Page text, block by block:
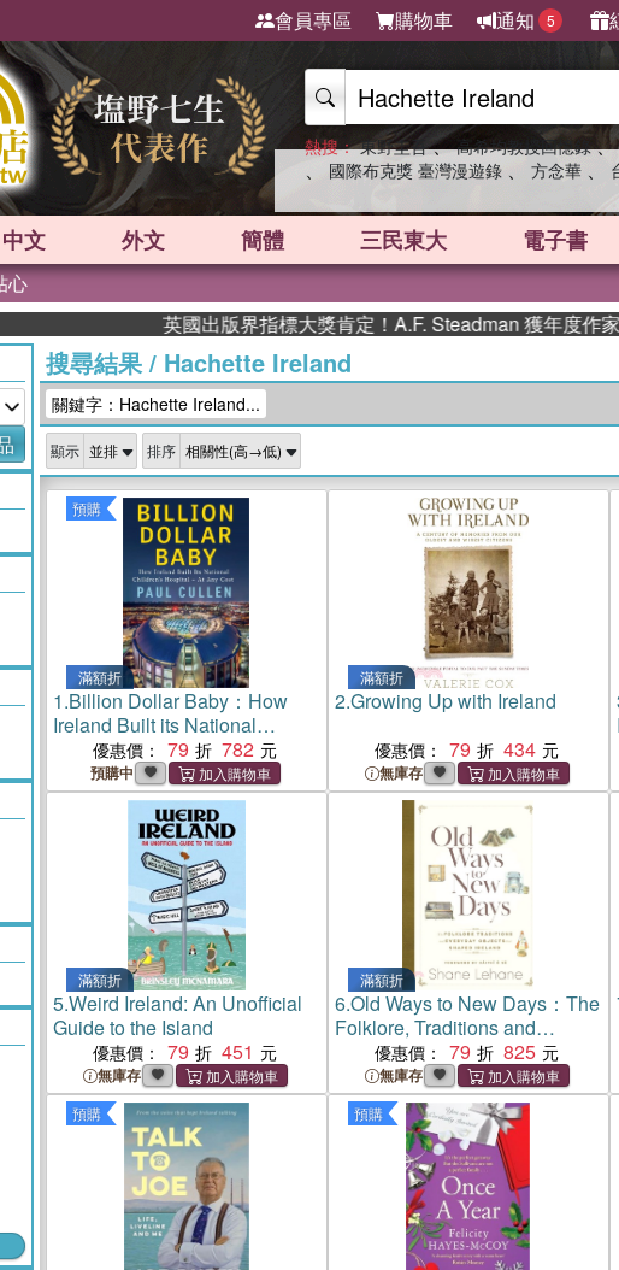
會員專區 購物車 通知 5
熱搜： 東野圭吾 、 高希均教授回憶錄 、
、 國際布克獎 臺灣漫遊錄 、 方念華 、
中文 外文 簡體 三民東大 電子書
心
英國出版界指標大獎肯定！A.F. Steadman 獲年度作家，《史
搜尋結果/ Hachette Ireland
關鍵字：Hachette Ireland...
顯示 排序
預購
滿額折
1.Billion Dollar Baby：How
Ireland Built its National
Children's Hospital - at any
優惠價： 79 782
預購中
滿額折
2.Growing Up with Ireland
優惠價： 79 434
無庫存
滿額折
5.Weird Ireland: An Unofficial
Guide to the Island
優惠價： 79 451
無庫存
滿額折
6.Old Ways to New Days：The
Folklore, Traditions and
Everyday Objects that Shaped
Ireland
優惠價： 79 825
無庫存
預購 預購